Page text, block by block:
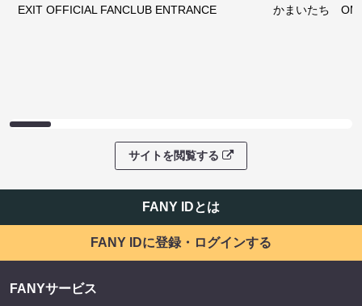
EXIT OFFICIAL FANCLUB ENTRANCE かまいたち
サイトを閲覧する
FANY IDとは
FANY IDに登録・ログインする
FANYサービス